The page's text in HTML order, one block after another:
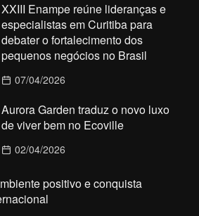
XXIII Enampe reúne lideranças e
especialistas em Curitiba para
debater o fortalecimento dos
pequenos negócios no Brasil
07/04/2026
Aurora Garden traduz o novo luxo
de viver bem no Ecoville
02/04/2026
positivo e conquista